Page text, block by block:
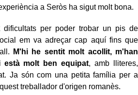
a Seròs ha sigut molt bona.
dificultats per poder trobar un pis de
em va adreçar cap aquí fins que
M'hi he sentit molt acollit, m'han
molt ben equipat, amb lliteres,
Ja són com una petita família per a
treballador d'origen romanès.